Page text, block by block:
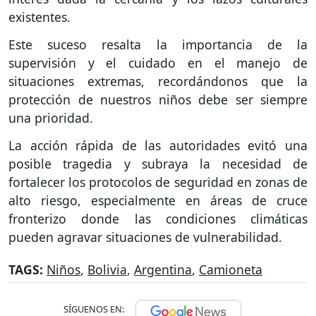
existentes.
Este suceso resalta la importancia de la
supervisión y el cuidado en el manejo de
situaciones extremas, recordándonos que la
protección de nuestros niños debe ser siempre
una prioridad.
La acción rápida de las autoridades evitó una
posible tragedia y subraya la necesidad de
fortalecer los protocolos de seguridad en zonas de
alto riesgo, especialmente en áreas de cruce
fronterizo donde las condiciones climáticas
pueden agravar situaciones de vulnerabilidad.
TAGS: Niños, Bolivia, Argentina, Camioneta
SÍGUENOS EN: